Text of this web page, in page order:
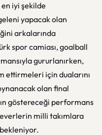
iyi şekilde
yapacak olan
arkalarında
spor camiası, goalball
gururlanırken,
ettirmeleri için dualarını
olan final
göstereceği performans
milli takımlara